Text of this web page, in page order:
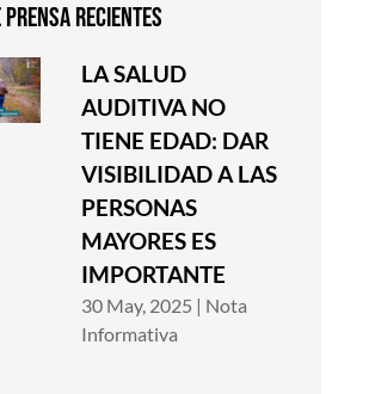
LA SALUD
AUDITIVA NO
TIENE EDAD: DAR
VISIBILIDAD A LAS
PERSONAS
MAYORES ES
IMPORTANTE
30 May, 2025 | Nota
Informativa